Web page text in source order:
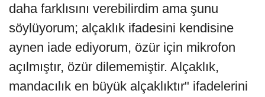
daha farklısını verebilirdim ama şunu
söylüyorum; alçaklık ifadesini kendisine
aynen iade ediyorum, özür için mikrofon
açılmıştır, özür dilememiştir. Alçaklık,
mandacılık en büyük alçaklıktır" ifadelerini